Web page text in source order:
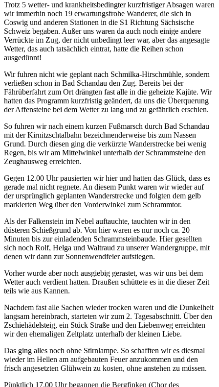
Trotz 5 wetter- und krankheitsbedingter kurzfristiger Absagen waren
wir immerhin noch 19 erwartungsfrohe Wanderer, die sich in
Coswig und anderen Stationen in die S1 Richtung Sächsische
Schweiz begaben. Außer uns waren da auch noch einige andere
Verrückte im Zug, der nicht unbedingt leer war, aber das angesagte
Wetter, das auch tatsächlich eintrat, hatte die Reihen schon
ausgedünnt!
Wir fuhren nicht wie geplant nach Schmilka-Hirschmühle, sondern
verließen schon in Bad Schandau den Zug. Bereits bei der
Fährüberfahrt zum Ort drängten fast alle in die geheizte Kajüte. Wir
hatten das Programm kurzfristig geändert, da uns die Überquerung
der Affensteine bei dem Wetter zu lang und zu gefährlich erschien.
So fuhren wir nach einem kurzen Fußmarsch durch Bad Schandau
mit der Kirnitzschtalbahn bezeichnenderweise bis zum Nassen
Grund. Durch diesen ging die verkürzte Wanderstrecke bei wenig
Regen, bis wir am Mittelwinkel unterhalb der Schrammsteine den
Zeughausweg erreichten.
Gegen 12.00 Uhr pausierten wir hier und hatten das Glück, dass es
gerade mal nicht regnete. An diesem Punkt waren wir wieder auf
der ursprünglich geplanten Wanderstrecke und folgten dem gelb
markierten Weg über den Vorderwinkel zum Schrammtor.
Als der Falkenstein im Nebel auftauchte, tauchten wir in den
düsteren Schießgrund ab. Von hier waren es nur noch ca. 20
Minuten bis zur einladenden Schrammsteinbaude. Hier gesellten
sich noch Rolf, Helga und Waltraud zu unserer Wandergruppe, mit
denen wir dann zur Sonnenwendfeier aufstiegen.
Vorher wurde aber noch ausgiebig gerastet, was wir uns bei dem
Wetter auch verdient hatten. Draußen schüttete es in die dieser Zeit
teils wie aus Kannen.
Nachdem fast alle Sachen wieder trocken waren und die Dunkelheit
langsam hereinbrach, starteten wir zum 2. Tagesabschnitt. Über den
Zschiehädelsteig, ein Stück Straße und den Liebenweg erreichten
wir den ehemaligen Zeltplatz unterhalb der kleinen Liebe.
Das ging alles noch ohne Stirnlampe. So schafften wir es diesmal
wieder im Hellen am aufgebauten Feuer anzukommen und den
frisch angesetzten Glühwein zu kosten, ohne anstehen zu müssen.
Pünktlich 17.00 Uhr begannen die Bergfinken (Chor des